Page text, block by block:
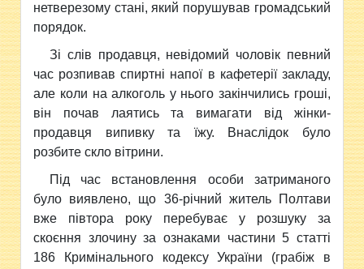
нетверезому стані, який порушував громадський
порядок.
Зі слів продавця, невідомий чоловік певний
час розпивав спиртні напої в кафетерії закладу,
але коли на алкоголь у нього закінчились гроші,
він почав лаятись та вимагати від жінки-
продавця випивку та їжу. Внаслідок було
розбите скло вітрини.
Під час встановлення особи затриманого
було виявлено, що 36-річний житель Полтави
вже півтора року перебуває у розшуку за
скоєння злочину за ознаками частини 5 статті
186 Кримінального кодексу України (грабіж в